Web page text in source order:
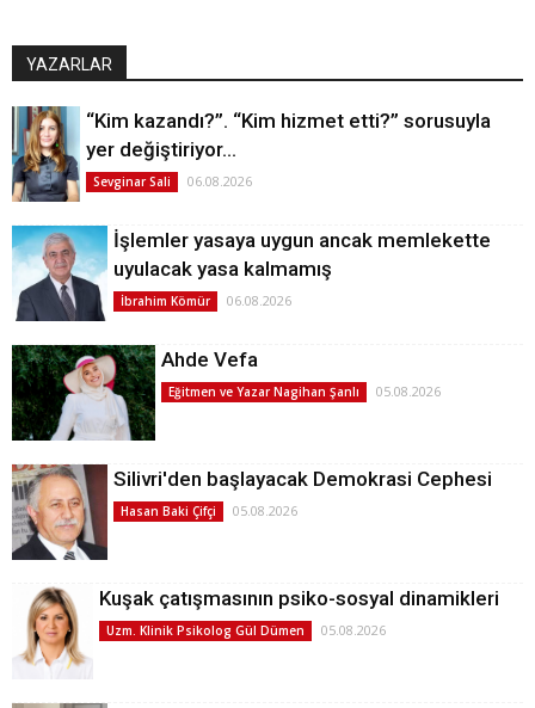
YAZARLAR
“Kim kazandı?”. “Kim hizmet etti?” sorusuyla
yer değiştiriyor…
Sevginar Sali 06.08.2026
İşlemler yasaya uygun ancak memlekette
uyulacak yasa kalmamış
İbrahim Kömür 06.08.2026
Ahde Vefa
Eğitmen ve Yazar Nagihan Şanlı 05.08.2026
Silivri'den başlayacak Demokrasi Cephesi
Hasan Baki Çifçi 05.08.2026
Kuşak çatışmasının psiko-sosyal dinamikleri
Uzm. Klinik Psikolog Gül Dümen 05.08.2026